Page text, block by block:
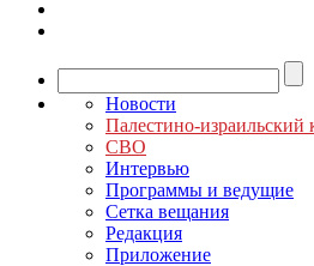
Новости
Палестино-израильский
СВО
Интервью
Программы и ведущие
Сетка вещания
Редакция
Приложение